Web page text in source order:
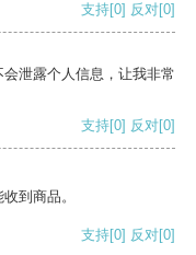
支持[0] 反对[0]
泄露个人信息，让我非常
支持[0] 反对[0]
到商品。
支持[0] 反对[0]